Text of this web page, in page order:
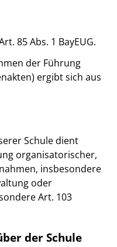
85 Abs. 1 BayEUG.
der Führung
ergibt sich aus
Schule dient
organisatorischer,
insbesondere
oder
Art. 103
der Schule